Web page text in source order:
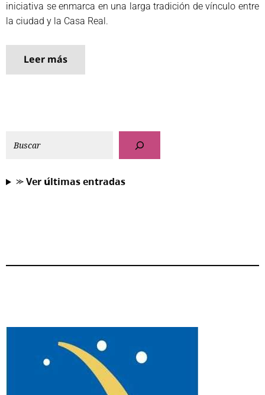
iniciativa se enmarca en una larga tradición de vínculo entre
la ciudad y la Casa Real.
Leer más
⪼ 𝗩𝗲𝗿 𝘂́𝗹𝘁𝗶𝗺𝗮𝘀 𝗲𝗻𝘁𝗿𝗮𝗱𝗮𝘀